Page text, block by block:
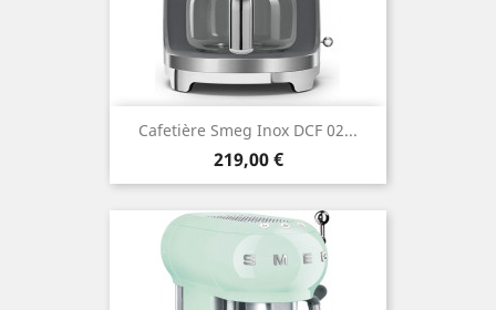
Cafetière Smeg Inox DCF 02...
Prix
219,00 €